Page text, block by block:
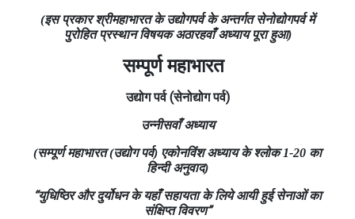
(इस प्रकार श्रीमहाभारत के उद्योगपर्व के अन्तर्गत सेनोद्योगपर्व में
पुरोहित प्रस्थान विषयक अठारहवाँ अध्याय पूरा हुआ)
सम्पूर्ण महाभारत
उद्योगपर्व(सेनोद्योग पर्व)
उन्नीसवाँ अध्याय
(सम्पूर्ण महाभारत (उद्योग पर्व) एकोनविंश अध्याय के श्लोक 1-20 का
हिन्दी अनुवाद)
“युधिष्ठिर और दुर्योधन के यहाँ सहायता के लिये आयी हुई सेनाओं का
संक्षिप्त विवरण”